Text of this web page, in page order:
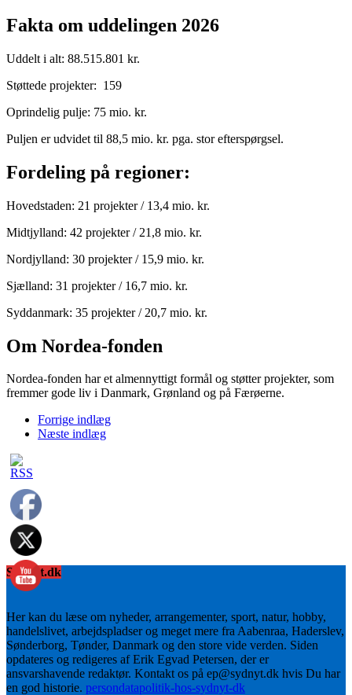
Fakta om uddelingen 2026
Uddelt i alt: 88.515.801 kr.
Støttede projekter: 159
Oprindelig pulje: 75 mio. kr.
Puljen er udvidet til 88,5 mio. kr. pga. stor efterspørgsel.
Fordeling på regioner:
Hovedstaden: 21 projekter / 13,4 mio. kr.
Midtjylland: 42 projekter / 21,8 mio. kr.
Nordjylland: 30 projekter / 15,9 mio. kr.
Sjælland: 31 projekter / 16,7 mio. kr.
Syddanmark: 35 projekter / 20,7 mio. kr.
Om Nordea-fonden
Nordea-fonden har et almennyttigt formål og støtter projekter, som
fremmer gode liv i Danmark, Grønland og på Færøerne.
Forrige indlæg
Næste indlæg
Sydnyt.dk
Her kan du læse om nyheder, arrangementer, sport, natur, hobby,
handelslivet, arbejdspladser og meget mere fra Aabenraa, Haderslev,
Sønderborg, Tønder, Danmark og den store vide verden. Siden
opdateres og redigeres af Erik Egvad Petersen, der er
ansvarshavende redaktør. Kontakt os på ep@sydnyt.dk hvis Du har
en god historie. persondatapolitik-hos-sydnyt-dk